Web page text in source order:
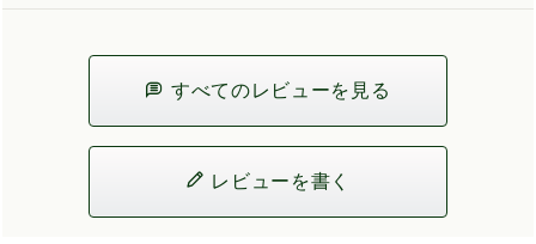
すべてのレビューを見る
レビューを書く